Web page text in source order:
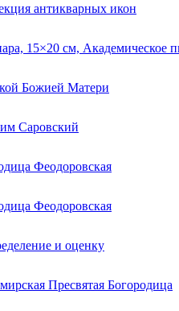
антикварных икон
15×20 см, Академическое
Божией Матери
Саровский
Феодоровская
Феодоровская
и оценку
Пресвятая Богородица